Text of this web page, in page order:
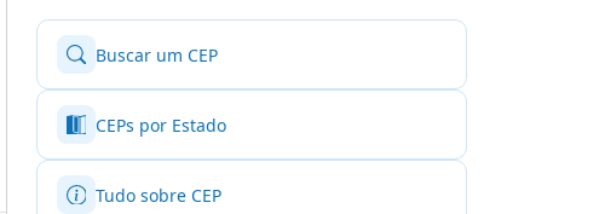
Buscar um CEP
CEPs por Estado
Tudo sobre CEP